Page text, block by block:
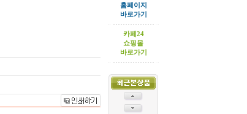
홈페이지
바로가기
카페24
쇼핑몰
바로가기